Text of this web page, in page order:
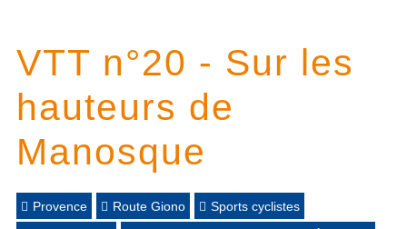
VTT n°20 - Sur les
hauteurs de
Manosque
Provence Route Giono
Sports cyclistes